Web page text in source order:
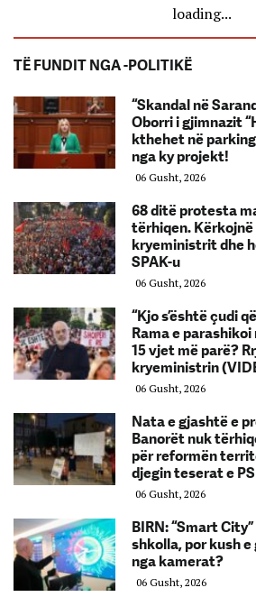
loading...
TË FUNDIT NGA -POLITIKË
“Skandal në
Oborri i gjimnazit
kthehet në
nga ky projekt!
06 Gusht, 2026
68 ditë protesta
tërhiqen. Kërkojnë
kryeministrit dhe
SPAK-u
06 Gusht, 2026
“Kjo s’është çudi
Rama e
15 vjet më parë?
kryeministrin
06 Gusht, 2026
Nata e gjashtë e
Banorët nuk
për reformën
djegin teserat e PS
06 Gusht, 2026
BIRN: “Smart
shkolla, por kush
nga kamerat?
06 Gusht, 2026